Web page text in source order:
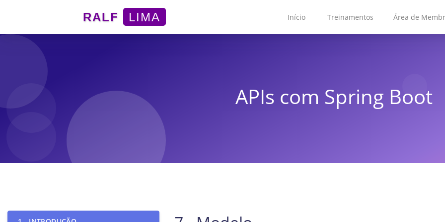
RALF LIMA Início Treinamentos Área de
APIs com Spring Boot